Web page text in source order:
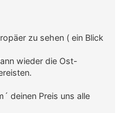
zu sehen ( ein Blick
wieder die Ost-
deinen Preis uns alle